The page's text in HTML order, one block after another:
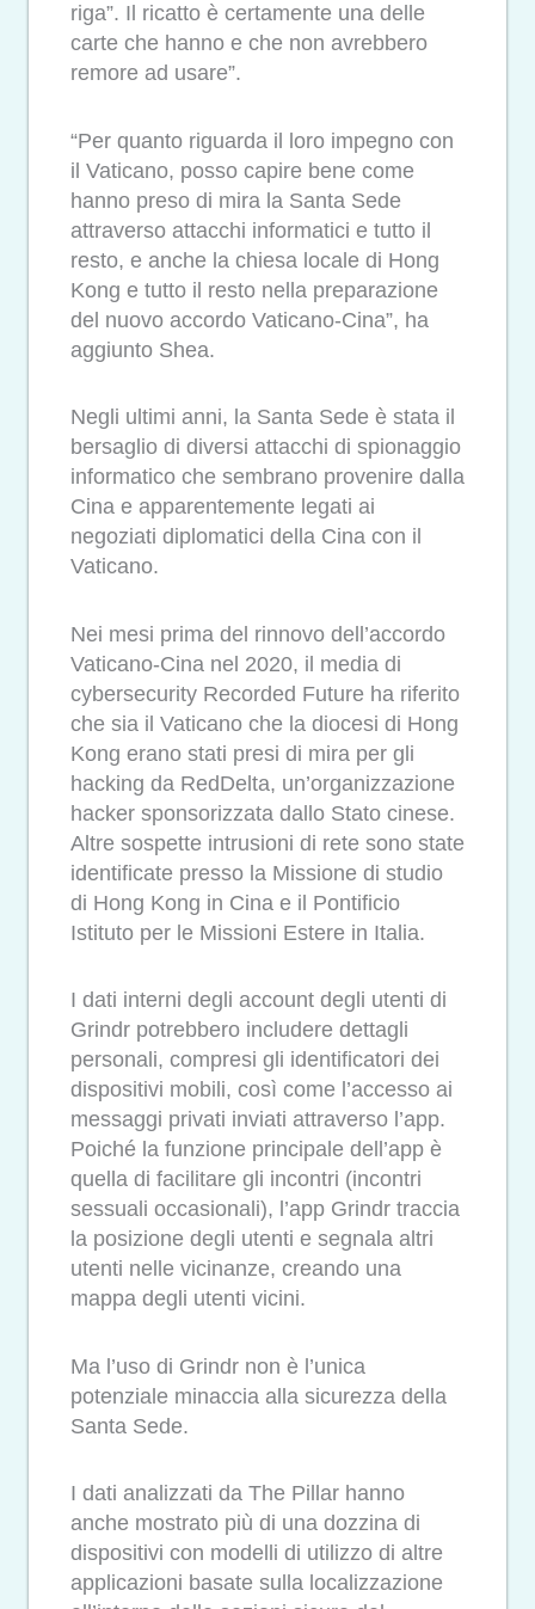
riga”. Il ricatto è certamente una delle
carte che hanno e che non avrebbero
remore ad usare”.
“Per quanto riguarda il loro impegno con
il Vaticano, posso capire bene come
hanno preso di mira la Santa Sede
attraverso attacchi informatici e tutto il
resto, e anche la chiesa locale di Hong
Kong e tutto il resto nella preparazione
del nuovo accordo Vaticano-Cina”, ha
aggiunto Shea.
Negli ultimi anni, la Santa Sede è stata il
bersaglio di diversi attacchi di spionaggio
informatico che sembrano provenire dalla
Cina e apparentemente legati ai
negoziati diplomatici della Cina con il
Vaticano.
Nei mesi prima del rinnovo dell’accordo
Vaticano-Cina nel 2020, il media di
cybersecurity Recorded Future ha riferito
che sia il Vaticano che la diocesi di Hong
Kong erano stati presi di mira per gli
hacking da RedDelta, un’organizzazione
hacker sponsorizzata dallo Stato cinese.
Altre sospette intrusioni di rete sono state
identificate presso la Missione di studio
di Hong Kong in Cina e il Pontificio
Istituto per le Missioni Estere in Italia.
I dati interni degli account degli utenti di
Grindr potrebbero includere dettagli
personali, compresi gli identificatori dei
dispositivi mobili, così come l’accesso ai
messaggi privati inviati attraverso l’app.
Poiché la funzione principale dell’app è
quella di facilitare gli incontri (incontri
sessuali occasionali), l’app Grindr traccia
la posizione degli utenti e segnala altri
utenti nelle vicinanze, creando una
mappa degli utenti vicini.
Ma l’uso di Grindr non è l’unica
potenziale minaccia alla sicurezza della
Santa Sede.
I dati analizzati da The Pillar hanno
anche mostrato più di una dozzina di
dispositivi con modelli di utilizzo di altre
applicazioni basate sulla localizzazione